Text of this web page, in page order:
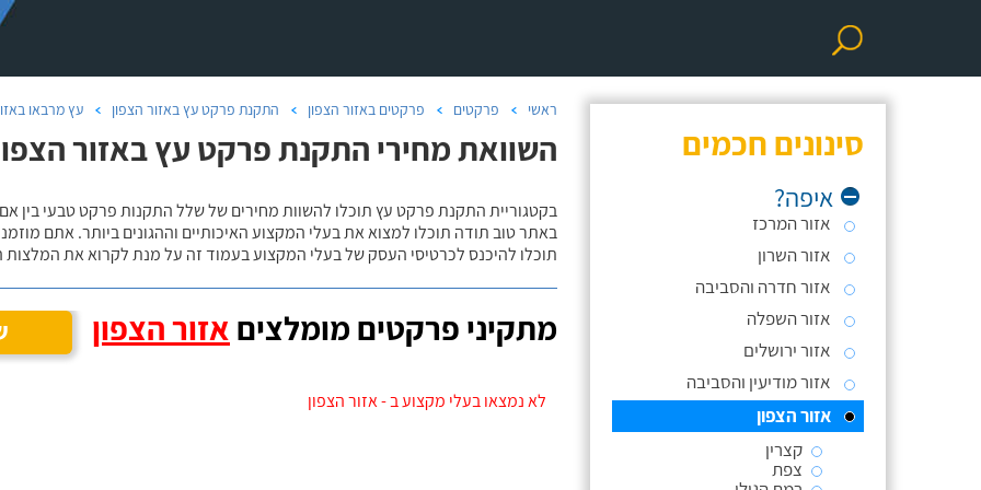
סינונים חכמים
איפה?
אזור המרכז
אזור השרון
אזור חדרה והסביבה
אזור השפלה
אזור ירושלים
אזור מודיעין והסביבה
אזור הצפון
קצרין
צפת
ראשי פרקטים פרקטים באזור הצפון התקנת פרקט עץ באזור הצפון עץ מרבאו
השוואת מחירי התקנת פרקט עץ באזור
בקטגוריית התקנת פרקט עץ תוכלו להשוות מחירים של שלל התקנות פרקט טבעי בין
באתר טוב תודה תוכלו למצוא את בעלי המקצוע האיכותיים וההגונים ביותר. אתם
תוכלו להיכנס לכרטיסי העסק של בעלי המקצוע בעמוד זה על מנת לקרוא את
מתקיני פרקטים מומלצים אזור הצפון
לא נמצאו בעלי מקצוע ב - אזור הצפון